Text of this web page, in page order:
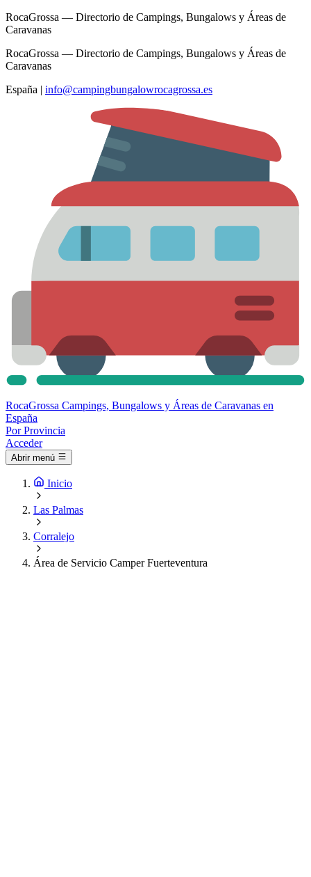
RocaGrossa — Directorio de Campings, Bungalows y Áreas de
Caravanas
RocaGrossa — Directorio de Campings, Bungalows y Áreas de
Caravanas
España | info@campingbungalowrocagrossa.es
RocaGrossa Campings, Bungalows y Áreas de Caravanas en
España
Por Provincia
Acceder
Abrir menú
Inicio
Las Palmas
Corralejo
Área de Servicio Camper Fuerteventura